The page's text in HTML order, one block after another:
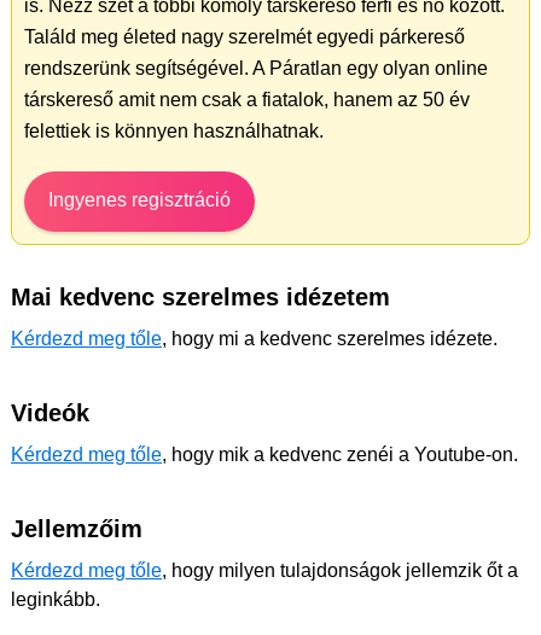
is. Nézz szét a többi komoly társkereső férfi és nő között.
Találd meg életed nagy szerelmét egyedi párkereső
rendszerünk segítségével. A Páratlan egy olyan online
társkereső amit nem csak a fiatalok, hanem az 50 év
felettiek is könnyen használhatnak.
Ingyenes regisztráció
Mai kedvenc szerelmes idézetem
Kérdezd meg tőle, hogy mi a kedvenc szerelmes idézete.
Videók
Kérdezd meg tőle, hogy mik a kedvenc zenéi a Youtube-on.
Jellemzőim
Kérdezd meg tőle, hogy milyen tulajdonságok jellemzik őt a
leginkább.